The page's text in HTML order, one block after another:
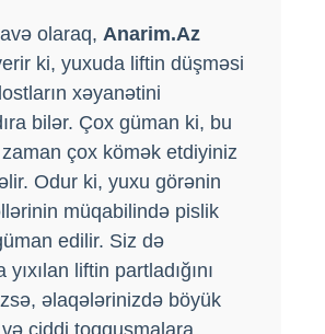
olaraq, Anarim.Az
ki, yuxuda liftin düşməsi
xəyanətini
bilər. Çox güman ki, bu
çox kömək etdiyiniz
Odur ki, yuxu görənin
müqabilində pislik
edilir. Siz də
liftin partladığını
əlaqələrinizdə böyük
ciddi toqquşmalara